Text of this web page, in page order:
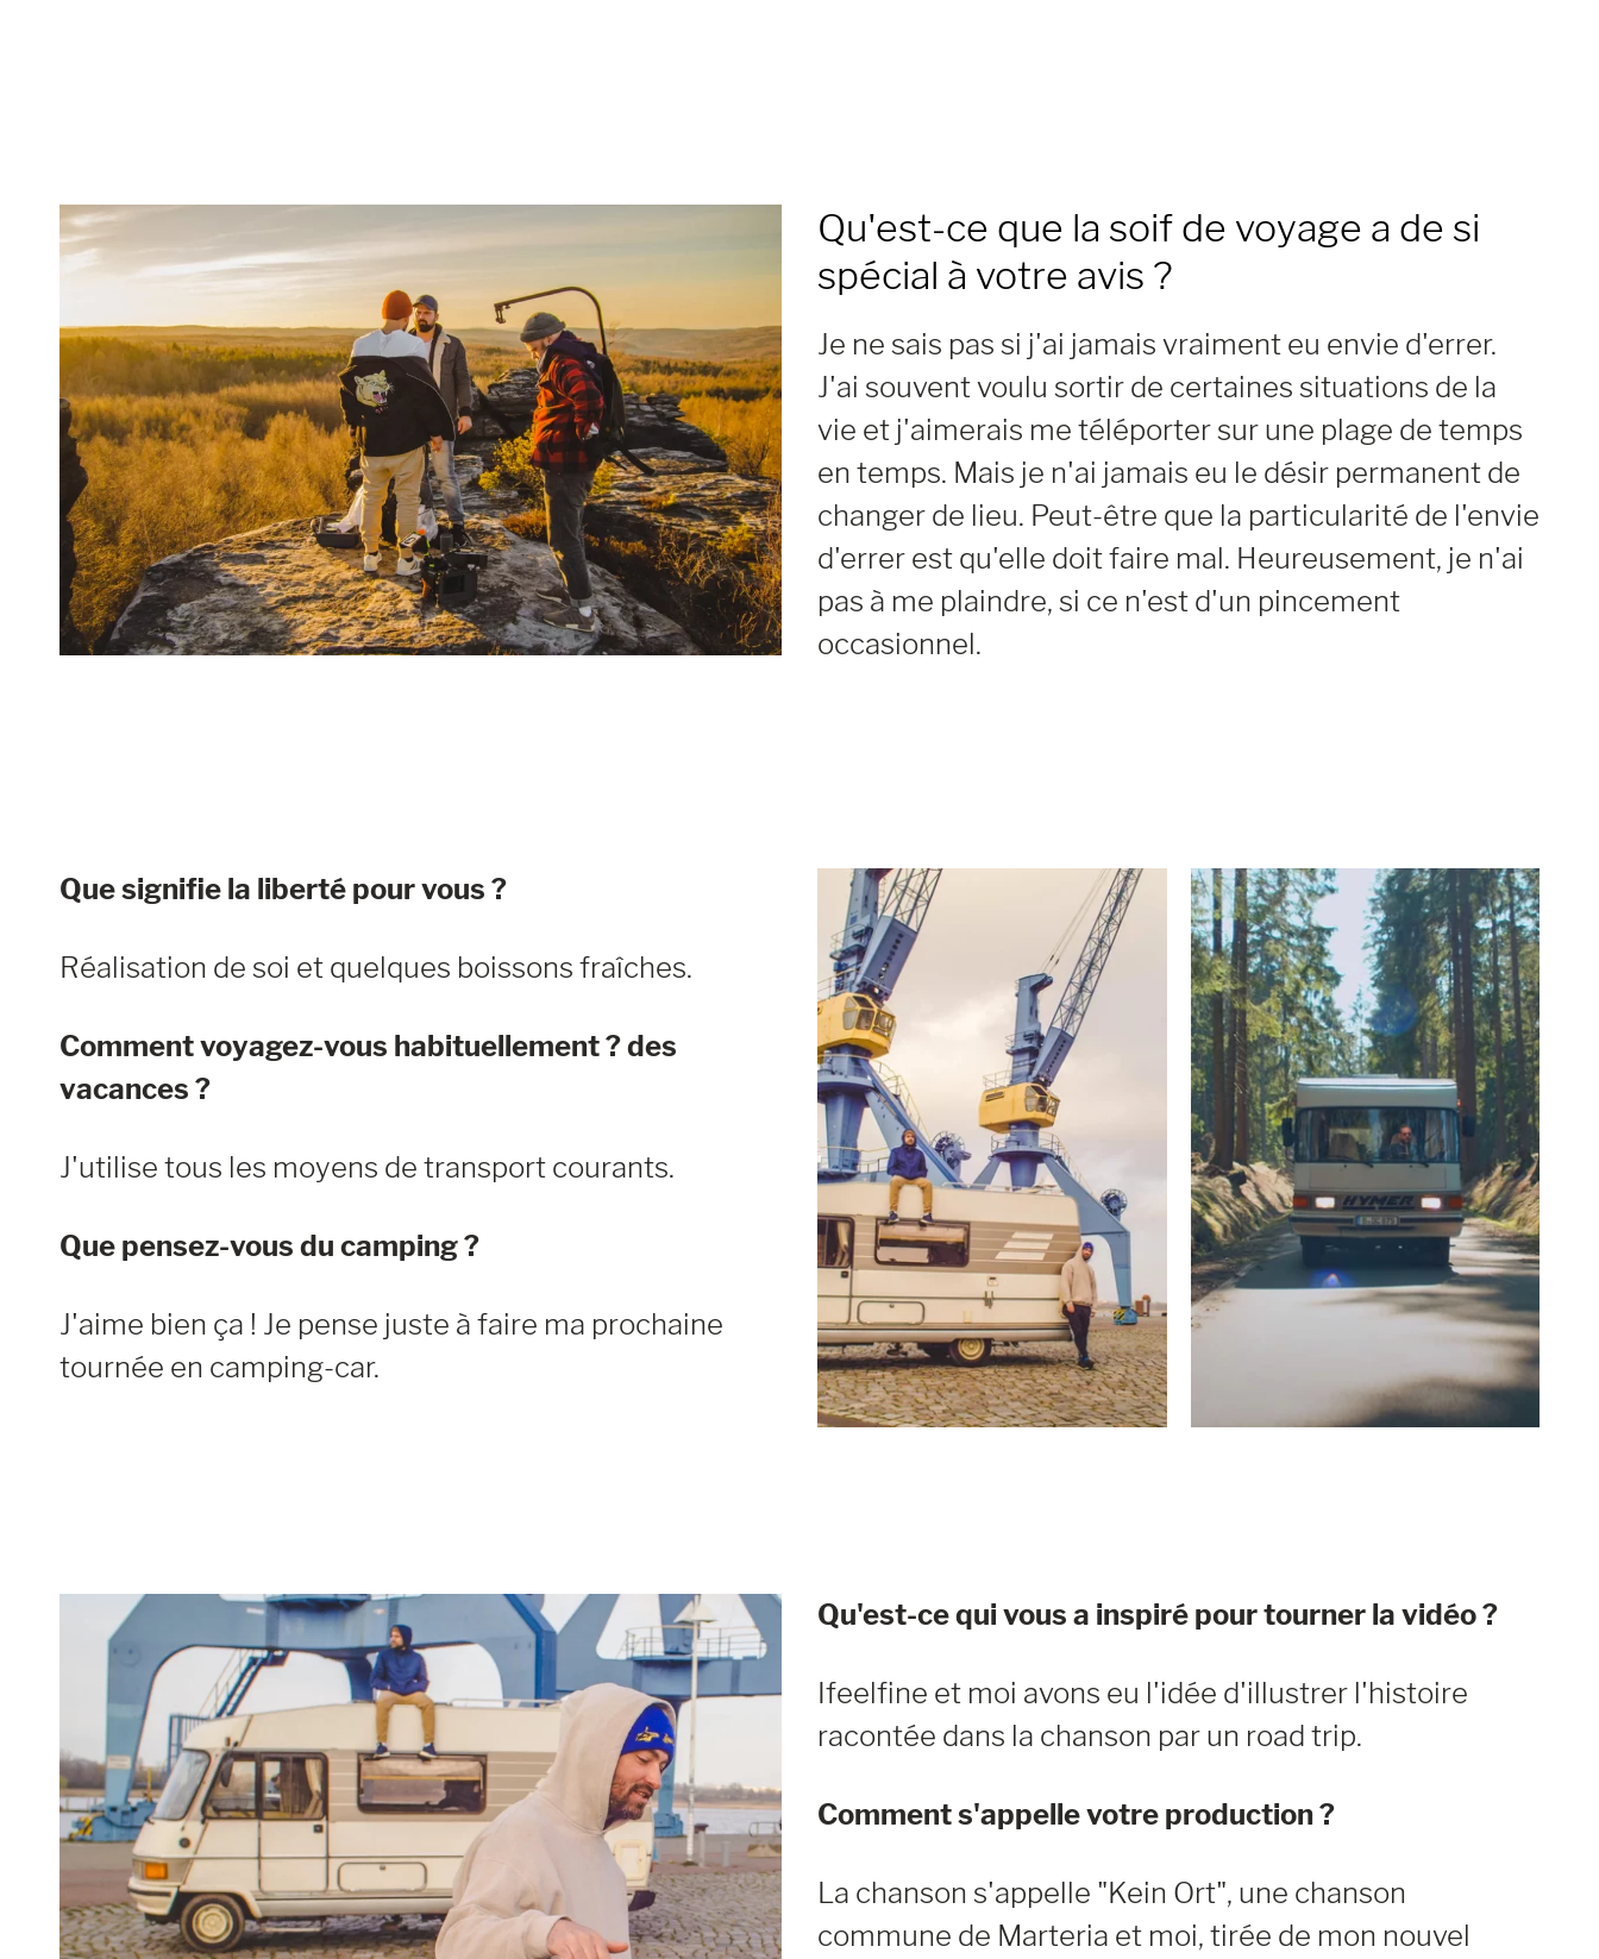
Qu'est-ce que la soif de voyage a de si
spécial à votre avis ?
Je ne sais pas si j'ai jamais vraiment eu envie d'errer.
J'ai souvent voulu sortir de certaines situations de la
vie et j'aimerais me téléporter sur une plage de temps
en temps. Mais je n'ai jamais eu le désir permanent de
changer de lieu. Peut-être que la particularité de l'envie
d'errer est qu'elle doit faire mal. Heureusement, je n'ai
pas à me plaindre, si ce n'est d'un pincement
occasionnel.
Que signifie la liberté pour vous ?
Réalisation de soi et quelques boissons fraîches.
Comment voyagez-vous habituellement ? des
vacances ?
J'utilise tous les moyens de transport courants.
Que pensez-vous du camping ?
J'aime bien ça ! Je pense juste à faire ma prochaine
tournée en camping-car.
Qu'est-ce qui vous a inspiré pour tourner la vidéo ?
Ifeelfine et moi avons eu l'idée d'illustrer l'histoire
racontée dans la chanson par un road trip.
Comment s'appelle votre production ?
La chanson s'appelle "Kein Ort", une chanson
commune de Marteria et moi, tirée de mon nouvel